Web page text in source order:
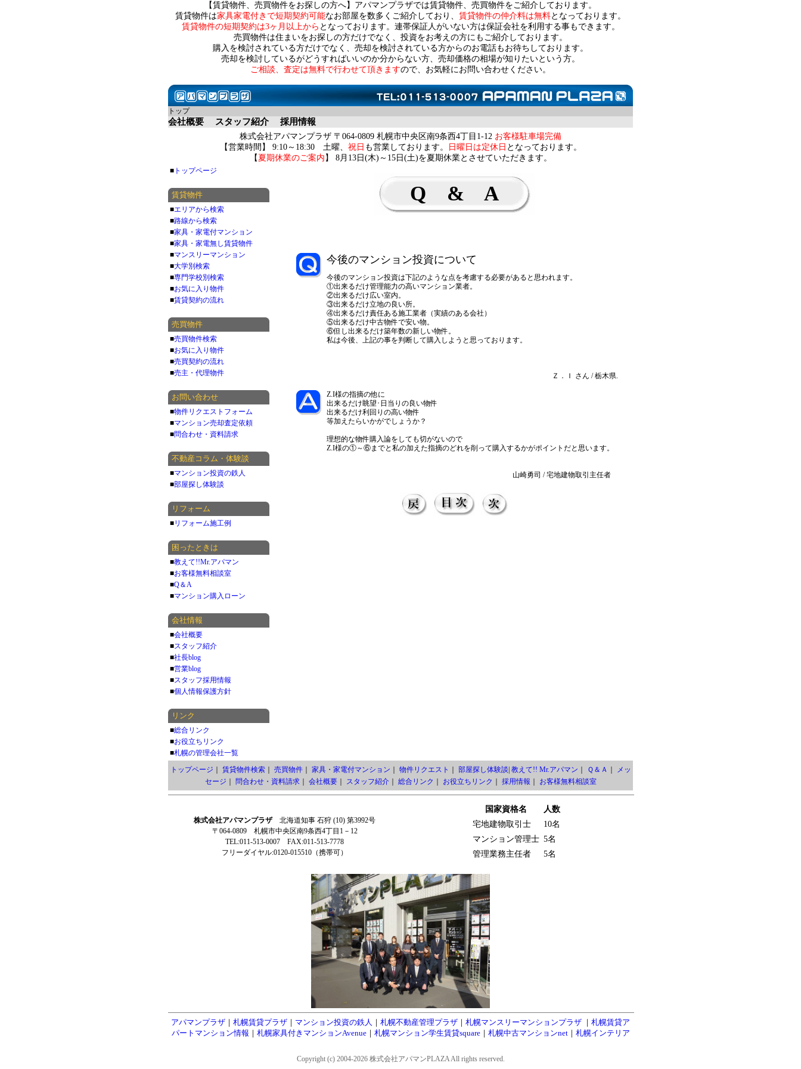
【賃貸物件、売買物件をお探しの方へ】アパマンプラザでは賃貸物件、売買物件をご紹介しております。
賃貸物件は家具家電付きで短期契約可能なお部屋を数多くご紹介しており、 賃貸物件の仲介料は無料となっております。
賃貸物件の短期契約は3ヶ月以上から となっております。連帯保証人がいない方は保証会社を利用する事もできます。
売買物件は住まいをお探しの方だけでなく、投資をお考えの方にもご紹介しております。
購入を検討されている方だけでなく、売却を検討されている方からのお電話もお待ちしております。
売却を検討しているがどうすればいいのか分からない方、売却価格の相場が知りたいという方。
ご相談、査定は無料で行わせて頂きますので、お気軽にお問い合わせください。
トップ
会社概要 スタッフ紹介 採用情報
株式会社アパマンプラザ 〒064-0809 札幌市中央区南9条西4丁目1-12 お客様駐車場完備
【営業時間】 9:10～18:30 土曜、 祝日 も営業しております。 日曜日は定休日 となっております。
【 夏期休業のご案内 】 8月13日(木)～15日(土)を夏期休業とさせていただきます。
Q & A
今後のマンション投資について
今後のマンション投資は下記のような点を考慮する必要があると思われます。
①出来るだけ管理能力の高いマンション業者。
②出来るだけ広い室内。
③出来るだけ立地の良い所。
④出来るだけ責任ある施工業者（実績のある会社）
⑤出来るだけ中古物件で安い物。
⑥但し出来るだけ築年数の新しい物件。
私は今後、上記の事を判断して購入しようと思っております。
Ｚ．Ｉ さん / 栃木県.
Z.I様の指摘の他に
出来るだけ眺望･日当りの良い物件
出来るだけ利回りの高い物件
等加えたらいかがでしょうか？
理想的な物件購入論をしても切がないので
Z.I様の①～⑥までと私の加えた指摘のどれを削って購入するかがポイントだと思います。
山崎勇司 / 宅地建物取引主任者
■ トップページ
賃貸物件
■エリアから検索
■路線から検索
■家具・家電付マンション
■家具・家電無し賃貸物件
■マンスリーマンション
■大学別検索
■専門学校別検索
■お気に入り物件
■賃貸契約の流れ
売買物件
■売買物件検索
■お気に入り物件
■売買契約の流れ
■売主・代理物件
お問い合わせ
■物件リクエストフォーム
■マンション売却査定依頼
■問合わせ・資料請求
不動産コラム・体験談
■マンション投資の鉄人
■部屋探し体験談
リフォーム
■リフォーム施工例
困ったときは
■教えて!!Mr.アパマン
■お客様無料相談室
■Q＆A
■マンション購入ローン
会社情報
■会社概要
■スタッフ紹介
■社長blog
■営業blog
■スタッフ採用情報
■個人情報保護方針
リンク
■総合リンク
■お役立ちリンク
■札幌の管理会社一覧
トップページ
賃貸物件検索｜ 売買物件｜ 家具・家電付マンション 物件リクエスト 部屋探し体験談 教えて!! Mr.アパマン Ｑ＆Ａ
メッ
セージ
問合わせ・資料請求｜ 会社概要｜ スタッフ紹介｜ 総合リンク お役立ちリンク 採用情報 お客様無料相談室
株式会社アパマンプラザ北海道知事 石狩 (10) 第3992号
〒064-0809 札幌市中央区南9条西4丁目1－12
TEL:011-513-0007 FAX:011-513-7778
フリーダイヤル:0120-015510（携帯可）
国家資格名
人数
宅地建物取引士
10名
マンション管理士 5名
管理業務主任者
5名
アパマンプラザ ｜ 札幌賃貸プラザ ｜ マンション投資の鉄人 ｜ 札幌不動産管理プラザ ｜ 札幌マンスリーマンションプラザ ｜ 札幌賃貸ア
パートマンション情報 ｜ 札幌家具付きマンションAvenue｜ 札幌マンション学生賃貸square｜ 札幌中古マンションnet｜ 札幌インテリア
Copyright (c) 2004-2026 株式会社アパマンPLAZA All rights reserved.